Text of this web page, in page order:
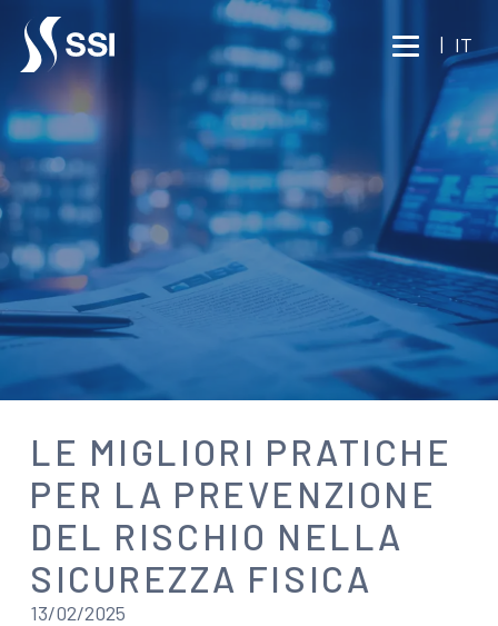
Vai al contenuto principale
| IT
NEWS
LE MIGLIORI PRATICHE
PER LA PREVENZIONE
DEL RISCHIO NELLA
SICUREZZA FISICA
13/02/2025